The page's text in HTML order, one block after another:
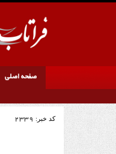
صفحه اصلی
کد خبر: 2339